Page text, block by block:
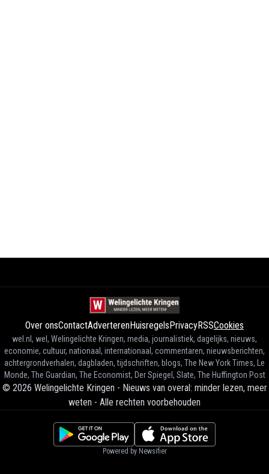
Over onsContactAdverterenHuisregelsPrivacyRSSCookies
wel.nl, wel, Welingelichte Kringen, media, journalistiek, dagelijks, nieuws,
economie, cultuur, nationaal, internationaal, commentaren, nieuwsberichten,
achtergrondverhalen, dagbladen, tijdschriften, blogs, The New York Times, Le
Monde, The Guardian, The Economist, Der Spiegel, Slate, The Huffington Post
© 2026 Welingelichte Kringen - Nieuws van overal: minder lezen, meer
weten - Alle rechten voorbehouden
Powered by Newsifier